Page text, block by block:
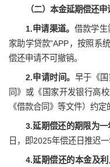
（二）本金延期偿还申
1.申请渠道。 借款学生
家助学贷款”APP，按照系
偿还申请不可撤销。
2.申请时间。 早于《
同》或《国家开发银行高
《借款合同》等文件）约定
3.延期偿还的期限为一
日，即2025年偿还日推迟一
4.延期偿还的本金及利